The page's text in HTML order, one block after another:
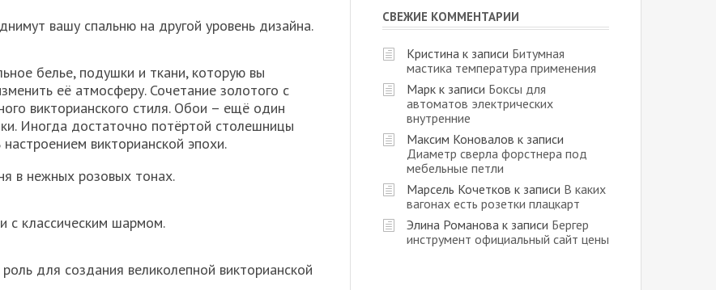
вашу спальню на другой уровень дизайна.
белье, подушки и ткани, которую вы
еë атмосферу. Сочетание золотого с
викторианского стиля. Обои – ещë один
Иногда достаточно потëртой столешницы
викторианской эпохи.
в нежных розовых тонах.
с классическим шармом.
для создания великолепной викторианской
СВЕЖИЕ КОММЕНТАРИИ
Кристина к записи Битумная
мастика температура применения
Марк к записи Боксы для
автоматов электрических
внутренние
Максим Коновалов к записи
Диаметр сверла форстнера под
мебельные петли
Марсель Кочетков к записи В каких
вагонах есть розетки плацкарт
Элина Романова к записи Бергер
инструмент официальный сайт цены